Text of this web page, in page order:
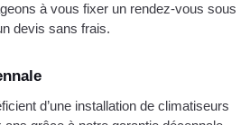
à vous fixer un rendez-vous sous
devis sans frais.
d’une installation de climatiseurs